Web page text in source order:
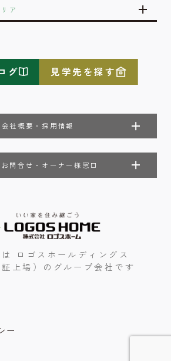
ア
会社概要・採用情報
お問合せ・オーナー様窓口
グ 見学先を探す
は ロゴスホールディングス
証上場）のグループ会社です
ー